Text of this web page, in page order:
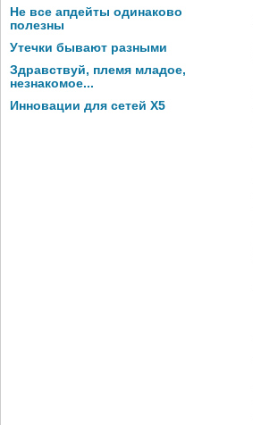
Не все апдейты одинаково
полезны
Утечки бывают разными
Здравствуй, племя младое,
незнакомое...
Инновации для сетей X5